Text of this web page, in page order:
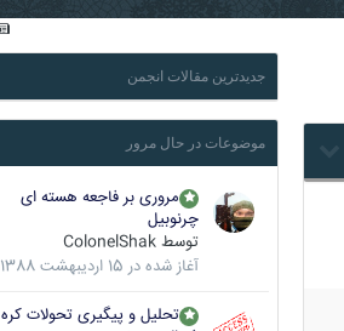
جدیدترین مقالات انجمن
موضوعات در حال مرور
مروری بر فاجعه هسته ای
چرنوبیل
توسط ColonelShak
آغاز شده در 15 اردیبهشت 1388
تحلیل و پیگیری تحولات کره